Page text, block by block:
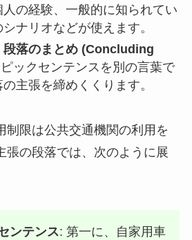
の経験、一般的に知られてい
ナリオなどが使えます。
段落のまとめ (Concluding
ピックセンテンスを別の言葉で
主張を締めくくります。
制限は公共交通機関の利用を
張の段落では、次のように展
ンテンス: 第一に、自家用車